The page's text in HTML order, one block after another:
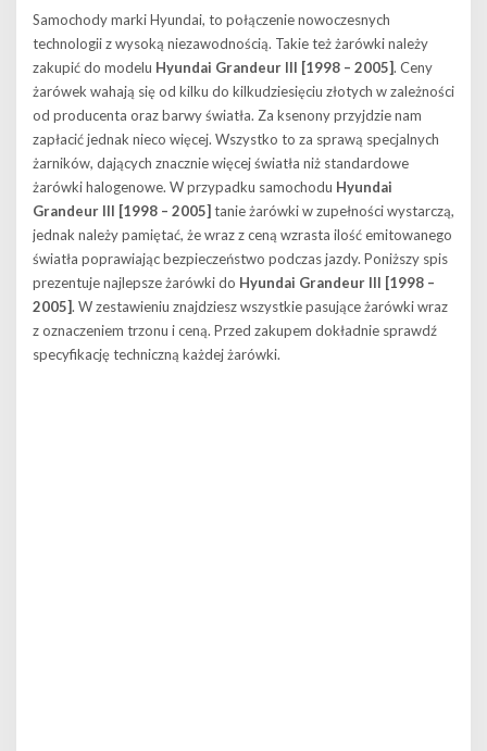
Samochody marki Hyundai, to połączenie nowoczesnych
technologii z wysoką niezawodnością. Takie też żarówki należy
zakupić do modelu Hyundai Grandeur III [1998 – 2005]. Ceny
żarówek wahają się od kilku do kilkudziesięciu złotych w zależności
od producenta oraz barwy światła. Za ksenony przyjdzie nam
zapłacić jednak nieco więcej. Wszystko to za sprawą specjalnych
żarników, dających znacznie więcej światła niż standardowe
żarówki halogenowe. W przypadku samochodu Hyundai
Grandeur III [1998 – 2005] tanie żarówki w zupełności wystarczą,
jednak należy pamiętać, że wraz z ceną wzrasta ilość emitowanego
światła poprawiając bezpieczeństwo podczas jazdy. Poniższy spis
prezentuje najlepsze żarówki do Hyundai Grandeur III [1998 –
2005]. W zestawieniu znajdziesz wszystkie pasujące żarówki wraz
z oznaczeniem trzonu i ceną. Przed zakupem dokładnie sprawdź
specyfikację techniczną każdej żarówki.